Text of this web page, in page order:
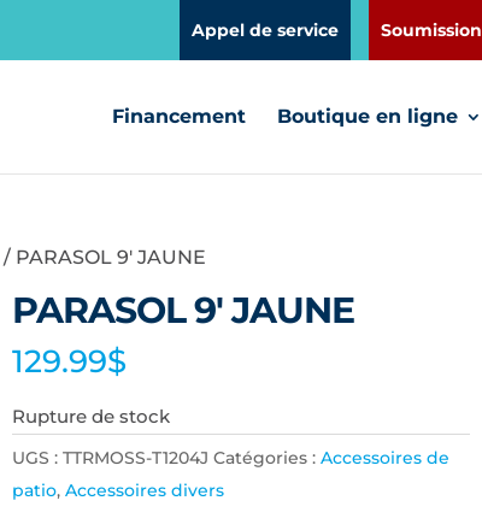
Appel de service Soumission
Financement Boutique en ligne
/ PARASOL 9′ JAUNE
PARASOL 9′ JAUNE
129.99$
Rupture de stock
UGS :TTRMOSS-T1204J Catégories :Accessoires de
patio,Accessoires divers